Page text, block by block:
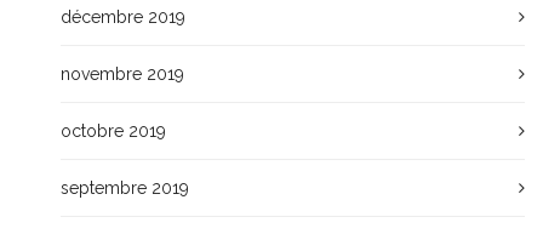
décembre 2019
novembre 2019
octobre 2019
septembre 2019